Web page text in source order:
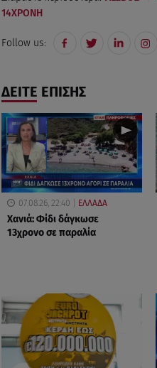
14ΧΡΟΝΗ
Follow us:
ΔΕΙΤΕ ΕΠΙΣΗΣ
07.08.26, 22:40 ΕΛΛΑΔΑ
Χανιά: Φίδι δάγκωσε
13χρονο σε παραλία